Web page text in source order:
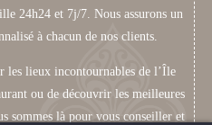
24h24 et 7j/7. Nous assurons un
à chacun de nos clients.
les lieux incontournables de l’Île
ou de découvrir les meilleures
sommes là pour vous conseiller et